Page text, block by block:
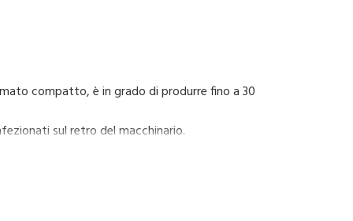
compatto, è in grado di produrre fino a 30
sul retro del macchinario.
e per integrare nuove linee di
salienti sono un facile ricambio della
Inoltre, per garantire sempre il
per permettere una pulizia semplice.